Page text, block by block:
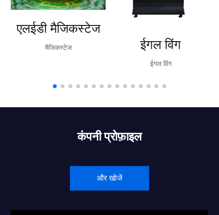
एलईडी मैजिकस्टेज
मैजिकस्टेज ईगल विंग
ईगल विंग
कंपनी प्रोफ़ाइल
और खोजें